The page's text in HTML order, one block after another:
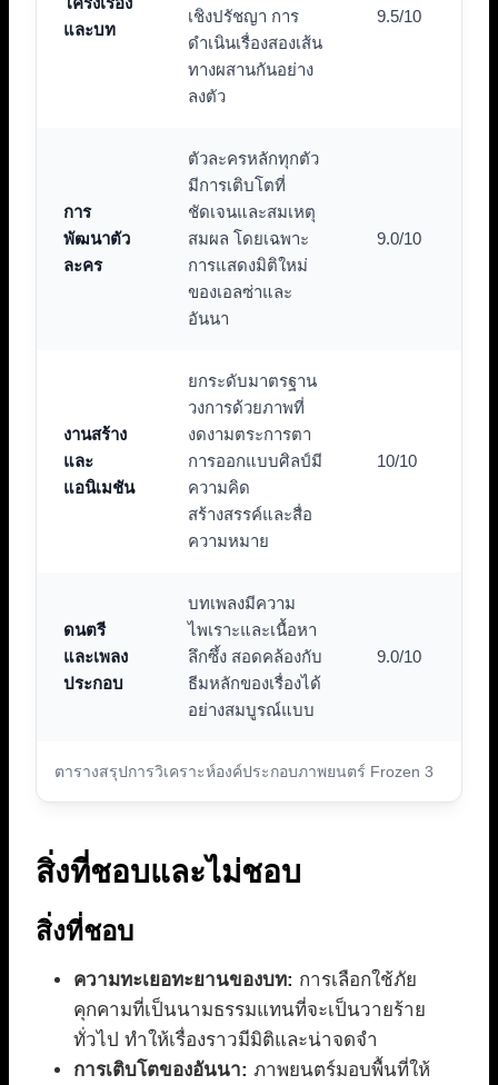
ตารางสรุปการวิเคราะห์องค์ประกอบภาพยนตร์ Frozen 3
และบท
เชิงปรัชญา การ
ดำเนินเรื่องสองเส้น
ทางผสานกันอย่าง
ลงตัว
9.5/10
การ
พัฒนาตัว
ละคร
ตัวละครหลักทุกตัว
มีการเติบโตที่
ชัดเจนและสมเหตุ
สมผล โดยเฉพาะ
การแสดงมิติใหม่
ของเอลซ่าและ
อันนา
9.0/10
งานสร้าง
และ
แอนิเมชัน
ยกระดับมาตรฐาน
วงการด้วยภาพที่
งดงามตระการตา
การออกแบบศิลป์มี
ความคิด
สร้างสรรค์และสื่อ
ความหมาย
10/10
ดนตรี
และเพลง
ประกอบ
บทเพลงมีความ
ไพเราะและเนื้อหา
ลึกซึ้ง สอดคล้องกับ
ธีมหลักของเรื่องได้
อย่างสมบูรณ์แบบ
9.0/10
สิ่งที่ชอบและไม่ชอบ
สิ่งที่ชอบ
ความทะเยอทะยานของบท: การเลือกใช้ภัย
คุกคามที่เป็นนามธรรมแทนที่จะเป็นวายร้าย
ทั่วไป ทำให้เรื่องราวมีมิติและน่าจดจำ
การเติบโตของอันนา: ภาพยนตร์มอบพื้นที่ให้